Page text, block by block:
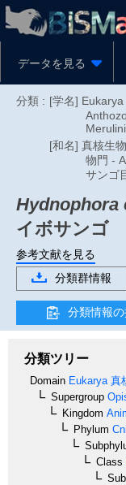
データを見る
分類 : [学名]
[和名] 真核生
物門 -
サンゴ
Hydnophora
イボサンゴ
参考文献を見る
分類群情報
分類情報
分類ツリー
Domain Eukarya 真
Supergroup
Kingdom
Phylum
Class